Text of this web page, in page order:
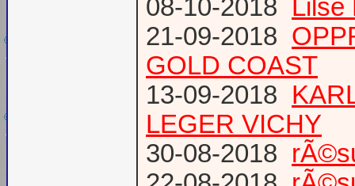
08-10-2018 Lilse
21-09-2018
GOLD COAST
13-09-2018
LEGER VICHY
30-08-2018